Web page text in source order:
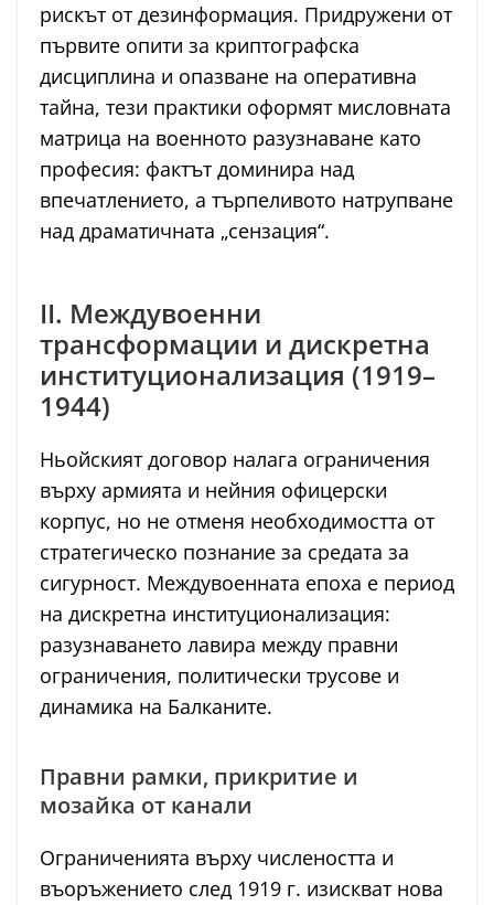
рискът от дезинформация. Придружени от
първите опити за криптографска
дисциплина и опазване на оперативна
тайна, тези практики оформят мисловната
матрица на военното разузнаване като
професия: фактът доминира над
впечатлението, а търпеливото натрупване
над драматичната „сензация“.
II. Междувоенни
трансформации и дискретна
институционализация (1919–
1944)
Ньойският договор налага ограничения
върху армията и нейния офицерски
корпус, но не отменя необходимостта от
стратегическо познание за средата за
сигурност. Междувоенната епоха е период
на дискретна институционализация:
разузнаването лавира между правни
ограничения, политически трусове и
динамика на Балканите.
Правни рамки, прикритие и
мозайка от канали
Ограниченията върху числеността и
въоръжението след 1919 г. изискват нова